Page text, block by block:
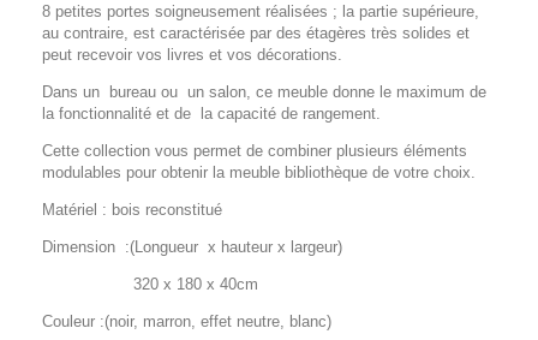
8 petites portes soigneusement réalisées ; la partie supérieure,
au contraire, est caractérisée par des étagères très solides et
peut recevoir vos livres et vos décorations.
Dans un bureau ou un salon, ce meuble donne le maximum de
la fonctionnalité et de la capacité de rangement.
Cette collection vous permet de combiner plusieurs éléments
modulables pour obtenir la meuble bibliothèque de votre choix.
Matériel : bois reconstitué
Dimension :(Longueur x hauteur x largeur)
320 x 180 x 40cm
Couleur :(noir, marron, effet neutre, blanc)